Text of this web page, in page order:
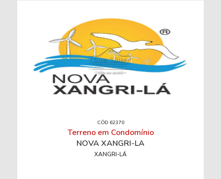
CÓD 62370
Terreno em Condomínio
NOVA XANGRI-LÁ
XANGRI-LÁ